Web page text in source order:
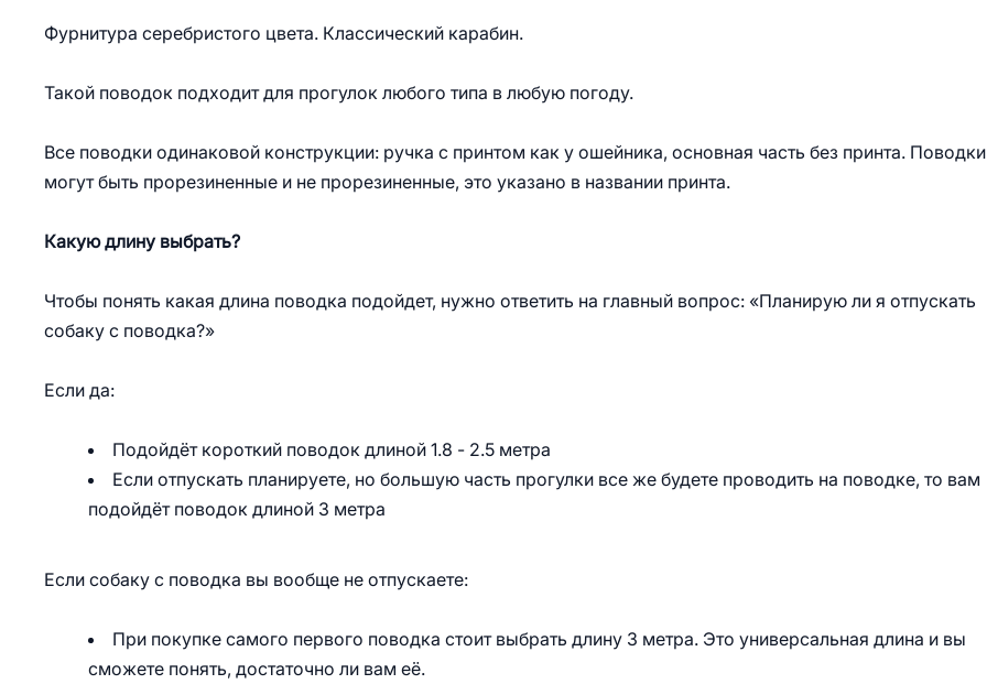
Фурнитура серебристого цвета. Классический карабин.
Такой поводок подходит для прогулок любого типа в любую погоду.
Все поводки одинаковой конструкции: ручка с принтом как у ошейника, основная часть без принта. Поводки
могут быть прорезиненные и не прорезиненные, это указано в названии принта.
Какую длину выбрать?
Чтобы понять какая длина поводка подойдет, нужно ответить на главный вопрос: «Планирую ли я отпускать
собаку с поводка?»
Если да:
Подойдёт короткий поводок длиной 1.8 - 2.5 метра
Если отпускать планируете, но большую часть прогулки все же будете проводить на поводке, то вам
подойдёт поводок длиной 3 метра
Если собаку с поводка вы вообще не отпускаете:
При покупке самого первого поводка стоит выбрать длину 3 метра. Это универсальная длина и вы
сможете понять, достаточно ли вам её.